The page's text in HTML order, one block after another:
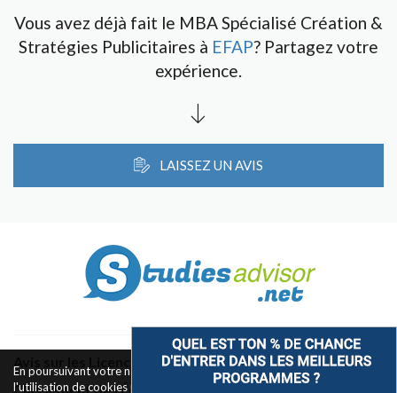
Vous avez déjà fait le MBA Spécialisé Création &
Stratégies Publicitaires à EFAP? Partagez votre
expérience.
LAISSEZ UN AVIS
Avis sur les Licences & Bachelors
Classement des Écoles
En poursuivant votre navigation sur ce site, vous acceptez
l'utilisation de cookies pour le fonctionnement des boutons de